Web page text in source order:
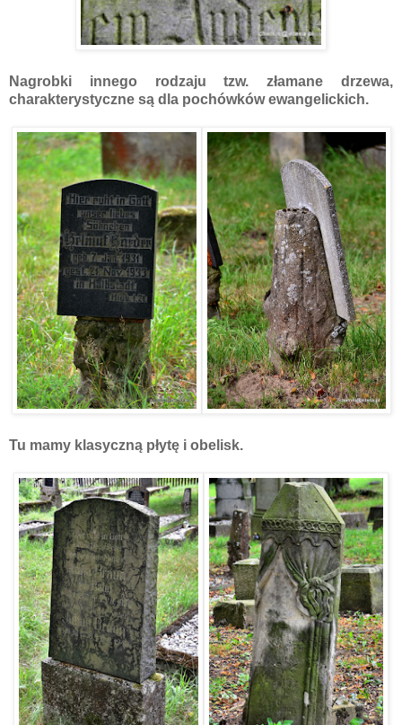
Nagrobki innego rodzaju tzw. złamane drzewa,
charakterystyczne są dla pochówków ewangelickich.
Tu mamy klasyczną płytę i obelisk.